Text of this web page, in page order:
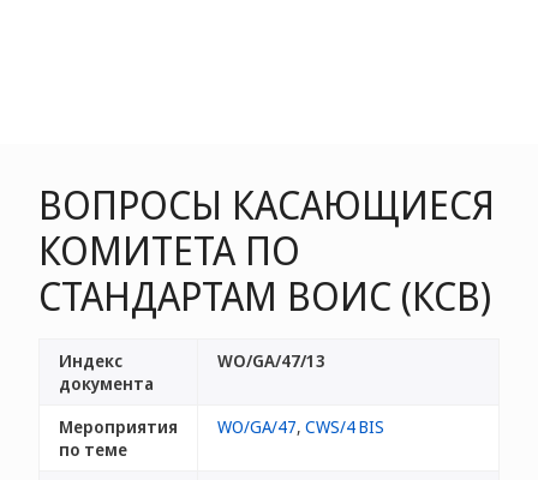
ВОПРОСЫ КАСАЮЩИЕСЯ
КОМИТЕТА ПО
СТАНДАРТАМ ВОИС (КСВ)
Индекс
документа
WO/GA/47/13
Мероприятия
по теме
WO/GA/47, CWS/4 BIS